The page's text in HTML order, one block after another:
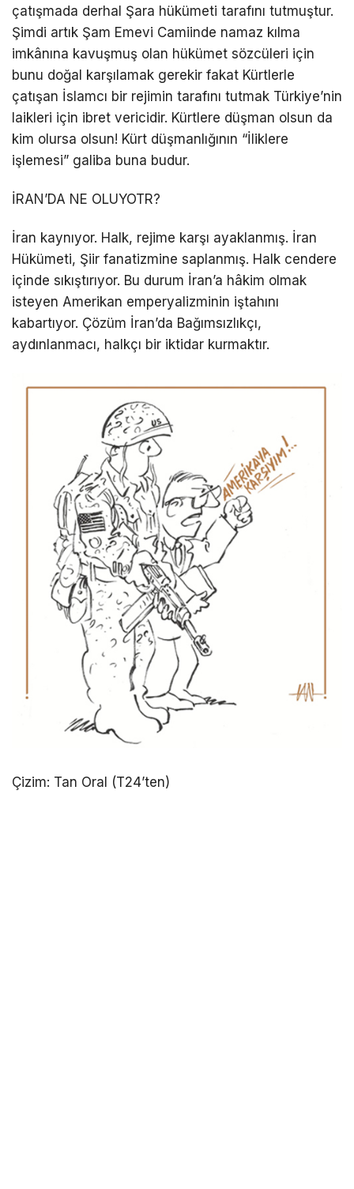
çatışmada derhal Şara hükümeti tarafını tutmuştur.
Şimdi artık Şam Emevi Camiinde namaz kılma
imkânına kavuşmuş olan hükümet sözcüleri için
bunu doğal karşılamak gerekir fakat Kürtlerle
çatışan İslamcı bir rejimin tarafını tutmak Türkiye’nin
laikleri için ibret vericidir. Kürtlere düşman olsun da
kim olursa olsun! Kürt düşmanlığının “İliklere
işlemesi” galiba buna budur.
İRAN’DA NE OLUYOTR?
İran kaynıyor. Halk, rejime karşı ayaklanmış. İran
Hükümeti, Şiir fanatizmine saplanmış. Halk cendere
içinde sıkıştırıyor. Bu durum İran’a hâkim olmak
isteyen Amerikan emperyalizminin iştahını
kabartıyor. Çözüm İran’da Bağımsızlıkçı,
aydınlanmacı, halkçı bir iktidar kurmaktır.
Çizim: Tan Oral (T24’ten)